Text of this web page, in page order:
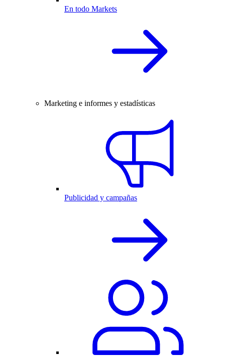
En todo Markets
Marketing e informes y estadísticas
Publicidad y campañas